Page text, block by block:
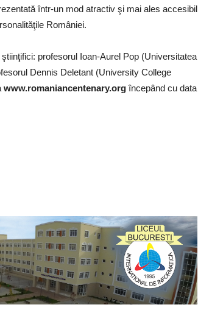
într-un mod atractiv şi mai ales accesibil
României.
profesorul Ioan-Aurel Pop (Universitatea
Dennis Deletant (University College
www.romaniancentenary.org începând cu data